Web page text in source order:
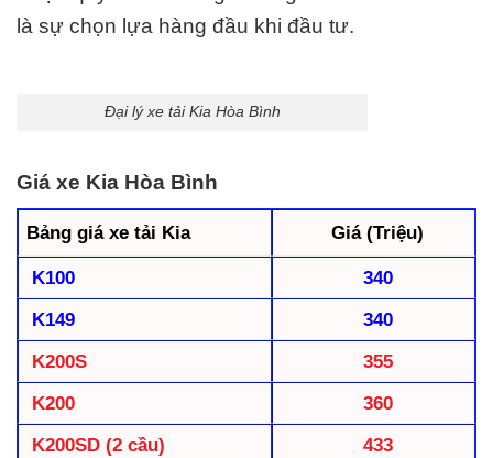
là sự chọn lựa hàng đầu khi đầu tư.
Đại lý xe tải Kia Hòa Bình
Giá xe Kia Hòa Bình
Bảng giá xe tải Kia Giá (Triệu)
K100
340
K149
340
K200S
355
K200
360
K200SD (2 cầu)
433